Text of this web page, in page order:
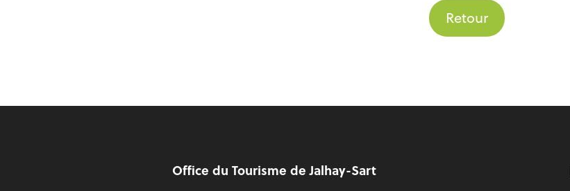
Retour
Office du Tourisme de Jalhay-Sart